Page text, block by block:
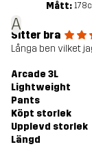
A
Mått:
Sitter bra
Långa ben vilket
Arcade 3L
Lightweight
Pants
Köpt storlek
Upplevd storlek
Längd